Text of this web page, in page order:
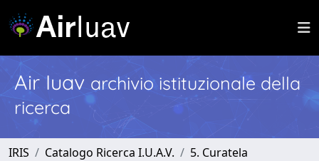
Air Iuav archivio istituzionale della
ricerca
IRIS Catalogo Ricerca I.U.A.V.
5. Curatela